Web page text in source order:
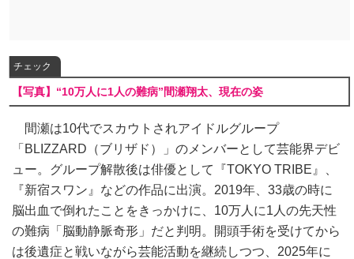
チェック
【写真】“10万人に1人の難病”間瀬翔太、現在の姿
間瀬は10代でスカウトされアイドルグループ
「BLIZZARD（ブリザド）」のメンバーとして芸能界デビ
ュー。グループ解散後は俳優として『TOKYO TRIBE』、
『新宿スワン』などの作品に出演。2019年、33歳の時に
脳出血で倒れたことをきっかけに、10万人に1人の先天性
の難病「脳動静脈奇形」だと判明。開頭手術を受けてから
は後遺症と戦いながら芸能活動を継続しつつ、2025年に